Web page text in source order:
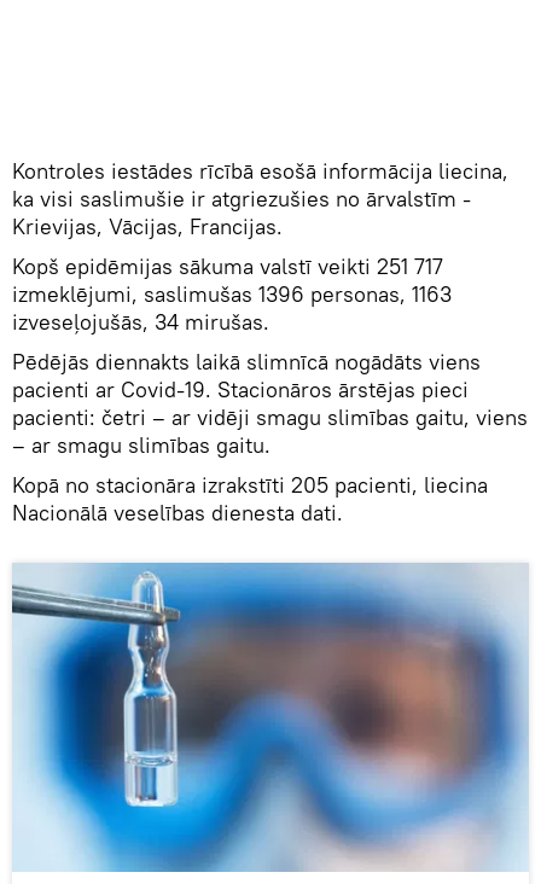
Kontroles iestādes rīcībā esošā informācija liecina,
ka visi saslimušie ir atgriezušies no ārvalstīm -
Krievijas, Vācijas, Francijas.
Kopš epidēmijas sākuma valstī veikti 251 717
izmeklējumi, saslimušas 1396 personas, 1163
izveseļojušās, 34 mirušas.
Pēdējās diennakts laikā slimnīcā nogādāts viens
pacienti ar Covid-19. Stacionāros ārstējas pieci
pacienti: četri – ar vidēji smagu slimības gaitu, viens
– ar smagu slimības gaitu.
Kopā no stacionāra izrakstīti 205 pacienti, liecina
Nacionālā veselības dienesta dati.